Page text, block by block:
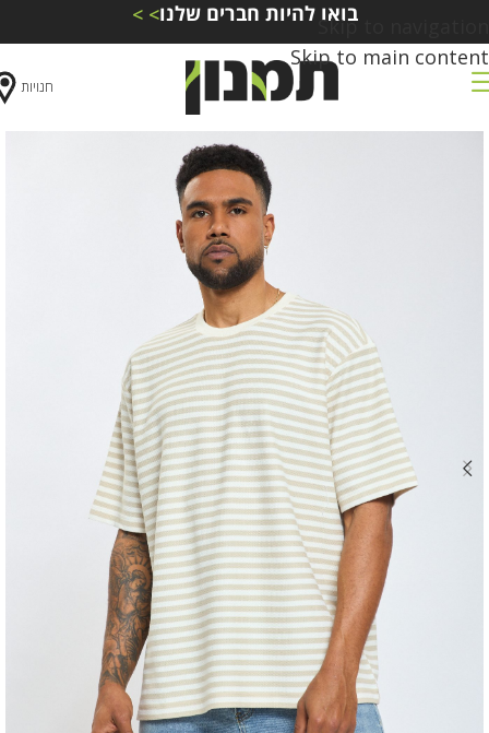
Skip to navigation
Skip to main content
> >בואו להיות חברים שלנו
חנויות